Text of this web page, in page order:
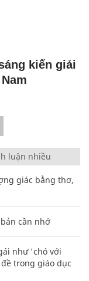
kiến giải
luận nhiều
giác bằng thơ,
cần nhớ
như 'chó với
trong giáo dục